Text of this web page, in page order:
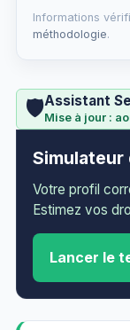
Informations
méthodologie.
🛡️Assistant
Mise à jour :
Simulateur
Votre profil
Estimez vos
Lancer le